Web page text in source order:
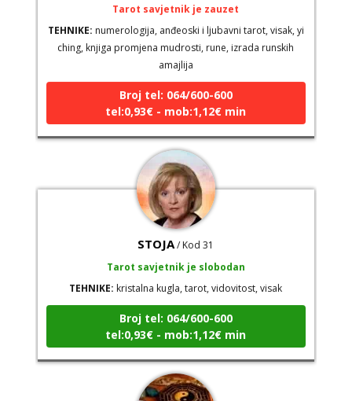
numerologija, anđeoski i ljubavni tarot, visak, yi
ching, knjiga promjena mudrosti, rune, izrada runskih
amajlija
Broj tel: 064/600-600
tel:0,93€ - mob:1,12€ min
STOJA/ Kod 31
Tarot savjetnik je slobodan
TEHNIKE:kristalna kugla, tarot, vidovitost, visak
Broj tel: 064/600-600
tel:0,93€ - mob:1,12€ min